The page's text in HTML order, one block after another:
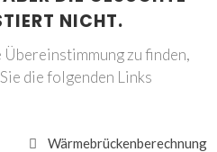
NICHT.
Übereinstimmung zu finden,
die folgenden Links
Wärmebrückenberechnung